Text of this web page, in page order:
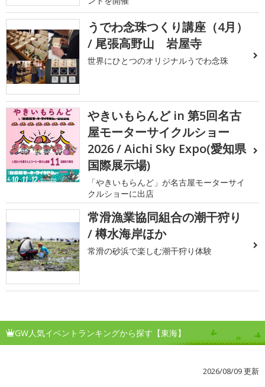
うでわ念珠つくり講座（4月）
/ 尾張高野山 岩屋寺
世界にひとつのオリジナルうでわ念珠
やきいもらんど in 第5回名古
屋モーターサイクルショー
2026 / Aichi Sky Expo(愛知県
国際展示場)
「やきいもらんど」が名古屋モーターサイ
クルショーに出店
常滑漁業協同組合の潮干狩り
/ 樽水海岸ほか
常滑の砂浜で楽しむ潮干狩り体験
GW人気イベントランキングから探す【東海】
2026/08/09 更新